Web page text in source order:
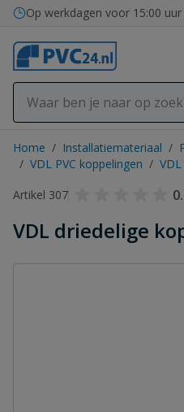
Ga naar de inhoud
Op werkdagen voor 15:00
Home / Installatiemateriaal /
/ VDL PVC koppelingen /
Artikel 307
VDL driedelige